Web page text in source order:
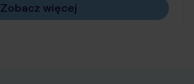
Zobacz więcej